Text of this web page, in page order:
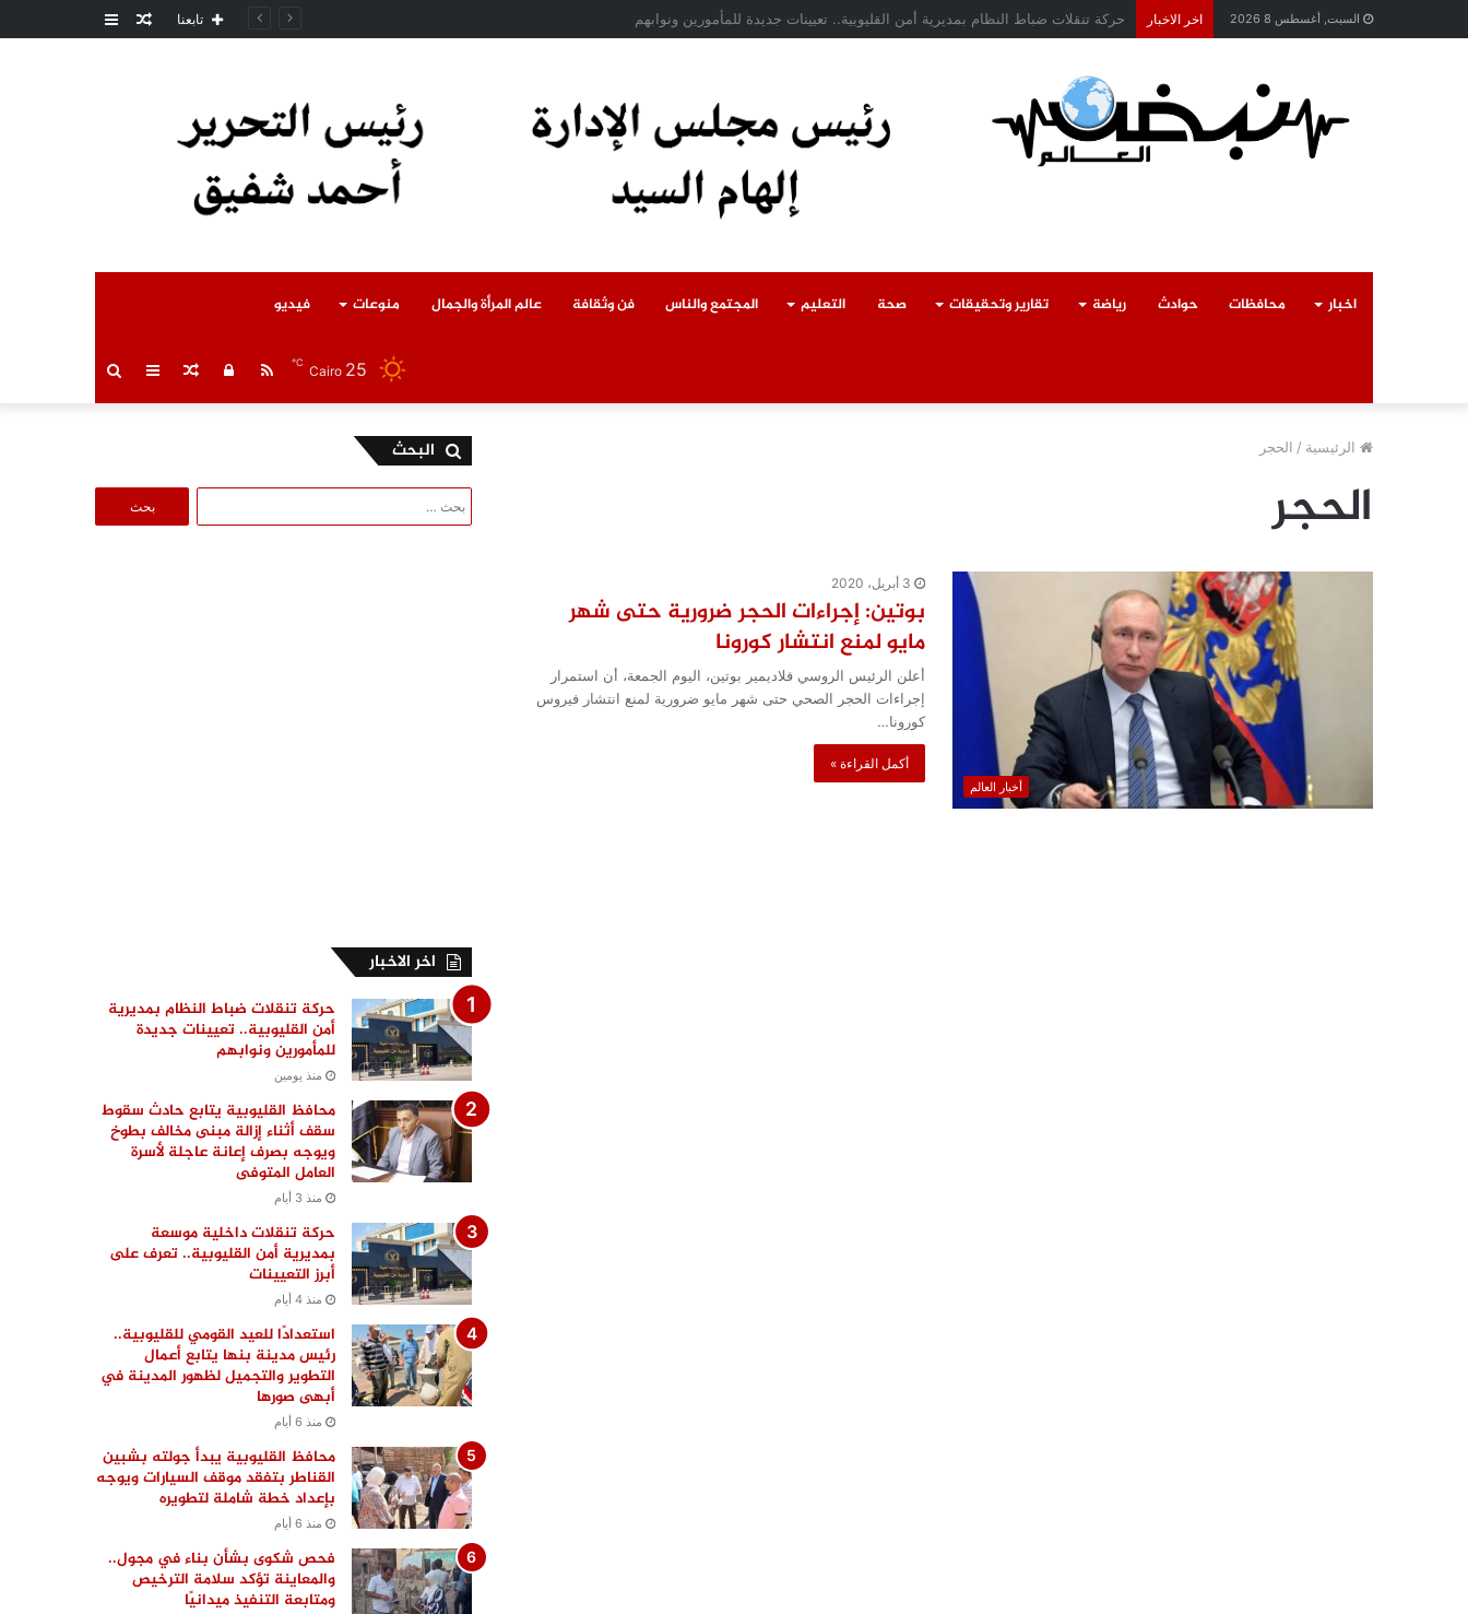
السبت, أغسطس 8 2026 اخر الاخبار محافظ القليوبية يتابع حادث سقوط سقف أثناء إزالة مبنى مخالف بطوخ ويوجه بصرف إعانة عاجلة لأسرة العامل المتوفى عمودمقال تابعنا
اخبار محافظات حوادث رياضة تقارير وتحقيقات صحة التعليم المجتمع والناس فن وثقافة عالم المرأة والجمال منوعات فيديو
بحث عمود مقالتسجيل RSS Cairo 25
℃
الرئيسية / الحجر
الحجر
أخبار العالم
3 أبريل، 2020
بوتين: إجراءات الحجر ضرورية حتى شهر
مايو لمنع انتشار كورونا
أعلن الرئيس الروسي فلاديمير بوتين، اليوم الجمعة، أن استمرار
إجراءات الحجر الصحي حتى شهر مايو ضرورية لمنع انتشار فيروس
كورونا…
أكمل القراءة »
البحث
عن:
اخر الاخبار
حركة تنقلات ضباط النظام بمديرية
أمن القليوبية.. تعيينات جديدة
للمأمورين ونوابهم
منذ يومين
محافظ القليوبية يتابع حادث سقوط
سقف أثناء إزالة مبنى مخالف بطوخ
ويوجه بصرف إعانة عاجلة لأسرة
العامل المتوفى
منذ 3 أيام
حركة تنقلات داخلية موسعة
بمديرية أمن القليوبية.. تعرف على
أبرز التعيينات
منذ 4 أيام
استعدادًا للعيد القومي للقليوبية..
رئيس مدينة بنها يتابع أعمال
التطوير والتجميل لظهور المدينة في
أبهى صورها
منذ 6 أيام
محافظ القليوبية يبدأ جولته بشبين
القناطر بتفقد موقف السيارات ويوجه
بإعداد خطة شاملة لتطويره
منذ 6 أيام
فحص شكوى بشأن بناء في مجول..
والمعاينة تؤكد سلامة الترخيص
ومتابعة التنفيذ ميدانيًا